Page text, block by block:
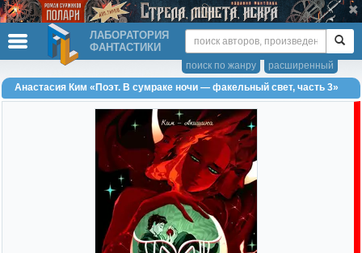
ЛАБОРАТОРИЯ
ФАНТАСТИКИ
расширенный
поиск по жанру
Анастасия Ким «Поэт. В сумраке ночи — факельный свет, часть 3»